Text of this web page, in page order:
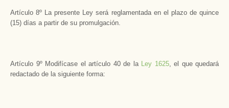
Artículo 8º La presente Ley será reglamentada en el plazo de quince
(15) días a partir de su promulgación.
Artículo 9º Modifícase el artículo 40 de la Ley 1625, el que quedará
redactado de la siguiente forma: